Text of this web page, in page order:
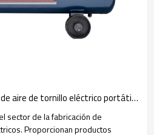
160kw 0.8mpa Compresor de aire de tornillo eléctrico portátil todo en uno para alquiler de equipos
sector de la fabricación de
Proporcionan productos